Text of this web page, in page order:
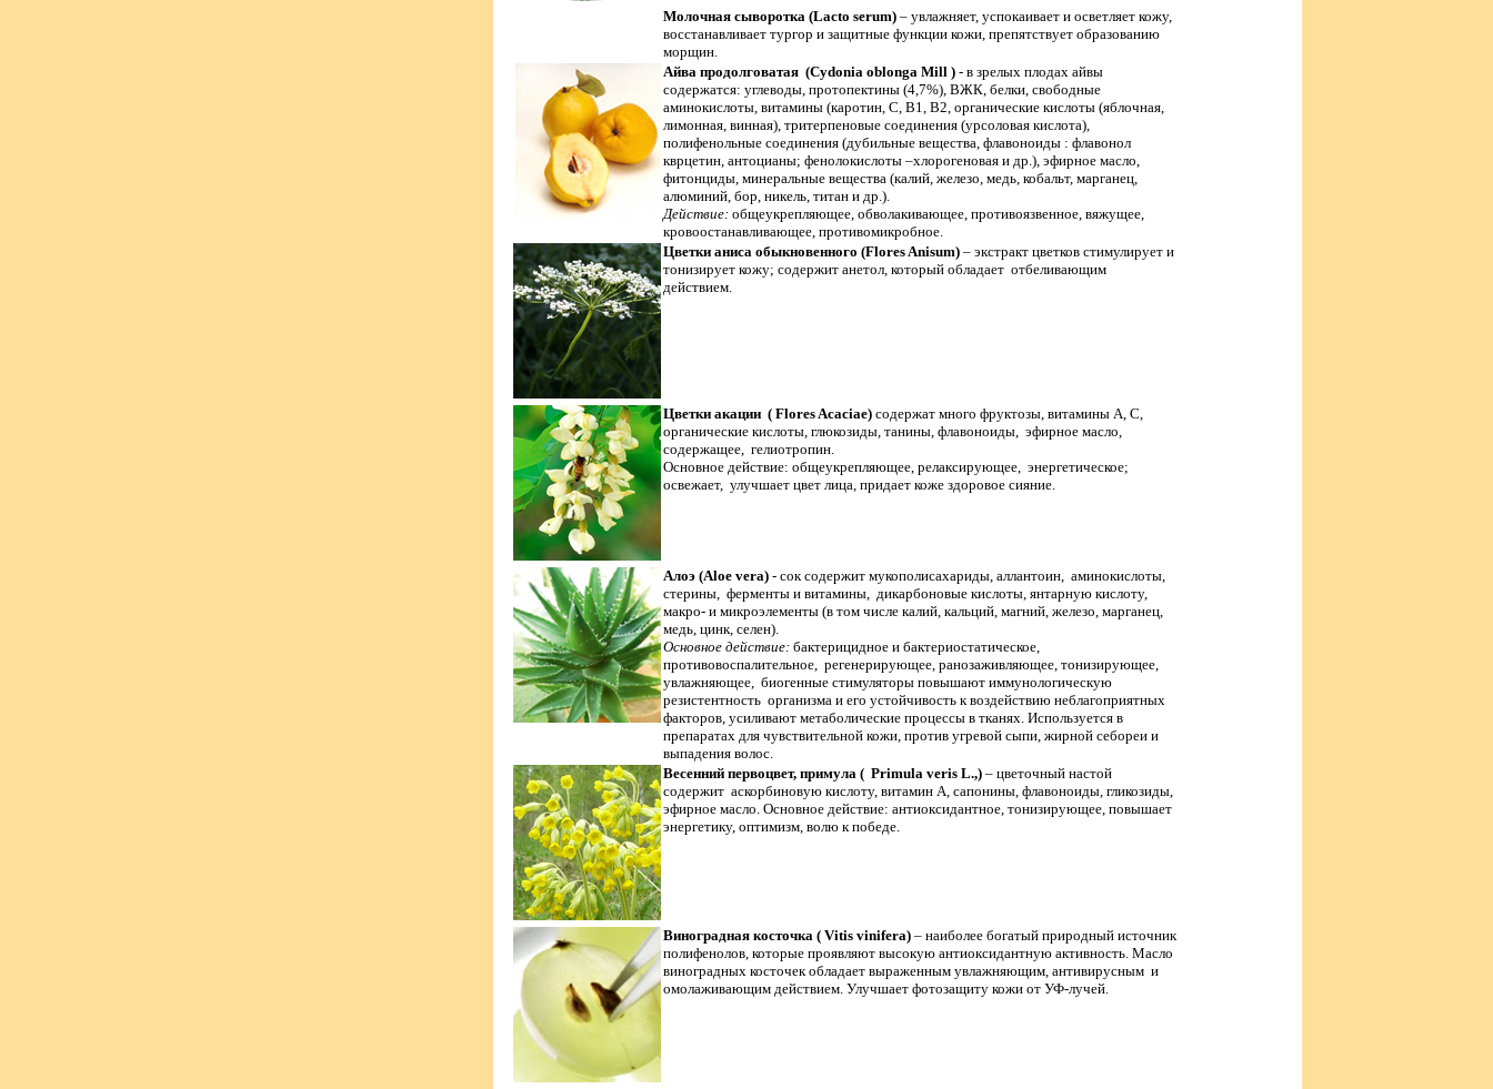
Молочная сыворотка (Lacto serum) – увлажняет, успокаивает и осветляет кожу,
восстанавливает тургор и защитные функции кожи, препятствует образованию
морщин.
Айва продолговатая (Cydonia oblonga Mill ) - в зрелых плодах айвы
содержатся: углеводы, протопектины (4,7%), ВЖК, белки, свободные
аминокислоты, витамины (каротин, С, В1, В2, органические кислоты (яблочная,
лимонная, винная), тритерпеновые соединения (урсоловая кислота),
полифенольные соединения (дубильные вещества, флавоноиды : флавонол
кврцетин, антоцианы; фенолокислоты –хлорогеновая и др.), эфирное масло,
фитонциды, минеральные вещества (калий, железо, медь, кобальт, марганец,
алюминий, бор, никель, титан и др.).
Действие: общеукрепляющее, обволакивающее, противоязвенное, вяжущее,
кровоостанавливающее, противомикробное.
Цветки аниса обыкновенного (Flores Anisum) – экстракт цветков стимулирует и
тонизирует кожу; содержит анетол, который обладает отбеливающим
действием.
Цветки акации ( Flores Acaciae) содержат много фруктозы, витамины А, С,
органические кислоты, глюкозиды, танины, флавоноиды, эфирное масло,
содержащее, гелиотропин.
Основное действие: общеукрепляющее, релаксирующее, энергетическое;
освежает, улучшает цвет лица, придает коже здоровое сияние.
Алоэ (Aloe vera) - сок содержит мукополисахариды, аллантоин, аминокислоты,
стерины, ферменты и витамины, дикарбоновые кислоты, янтарную кислоту,
макро- и микроэлементы (в том числе калий, кальций, магний, железо, марганец,
медь, цинк, селен).
Основное действие: бактерицидное и бактериостатическое,
противовоспалительное, регенерирующее, ранозаживляющее, тонизирующее,
увлажняющее, биогенные стимуляторы повышают иммунологическую
резистентность организма и его устойчивость к воздействию неблагоприятных
факторов, усиливают метаболические процессы в тканях. Используется в
препаратах для чувствительной кожи, против угревой сыпи, жирной себореи и
выпадения волос.
Весенний первоцвет, примула ( Primula veris L.,) – цветочный настой
содержит аскорбиновую кислоту, витамин А, сапонины, флавоноиды, гликозиды,
эфирное масло. Основное действие: антиоксидантное, тонизирующее, повышает
энергетику, оптимизм, волю к победе.
Виноградная косточка ( Vitis vinifera) – наиболее богатый природный источник
полифенолов, которые проявляют высокую антиоксидантную активность. Масло
виноградных косточек обладает выраженным увлажняющим, антивирусным и
омолаживающим действием. Улучшает фотозащиту кожи от УФ-лучей.